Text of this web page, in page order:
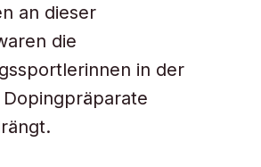
an dieser
die
in der